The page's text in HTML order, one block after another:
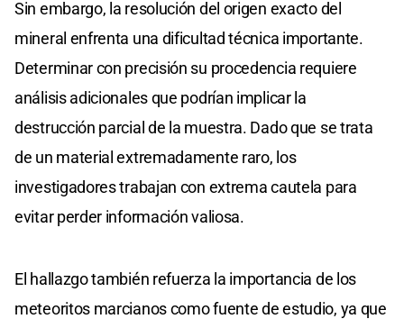
Sin embargo, la resolución del origen exacto del
mineral enfrenta una dificultad técnica importante.
Determinar con precisión su procedencia requiere
análisis adicionales que podrían implicar la
destrucción parcial de la muestra. Dado que se trata
de un material extremadamente raro, los
investigadores trabajan con extrema cautela para
evitar perder información valiosa.
El hallazgo también refuerza la importancia de los
meteoritos marcianos como fuente de estudio, ya que